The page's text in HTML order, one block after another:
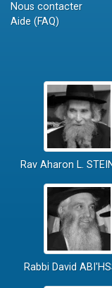
Nous contacter
Aide (FAQ)
Rav Aharon L.
Rabbi David